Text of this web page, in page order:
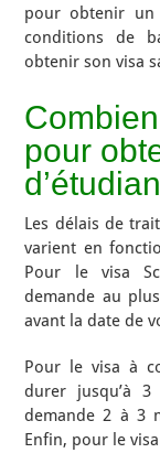
pour obtenir un
conditions de
obtenir son visa
pour
Les délais de
varient en
Pour le visa
demande au
avant la date de
Pour le visa à
durer jusqu’à
demande 2 à 3
Enfin, pour le